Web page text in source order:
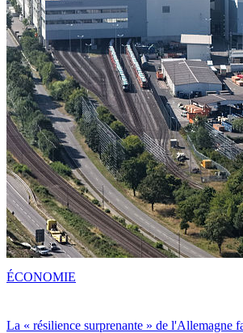
La « résilience surprenante » de l'Allemagne
ÉCONOMIE